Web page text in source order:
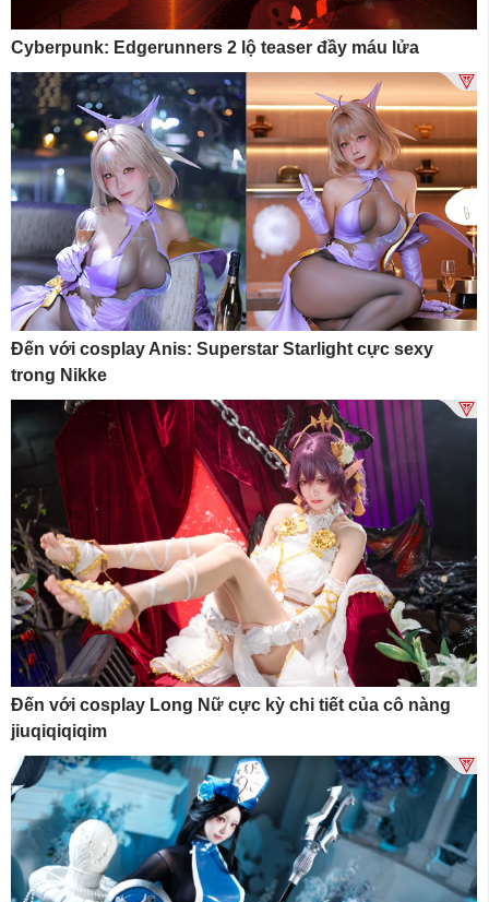
Cyberpunk: Edgerunners 2 lộ teaser đầy máu lửa
Đến với cosplay Anis: Superstar Starlight cực sexy
trong Nikke
Đến với cosplay Long Nữ cực kỳ chi tiết của cô nàng
jiuqiqiqiqim